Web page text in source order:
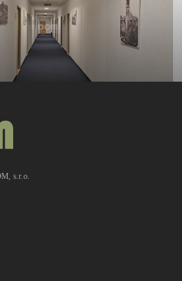
s.r.o.